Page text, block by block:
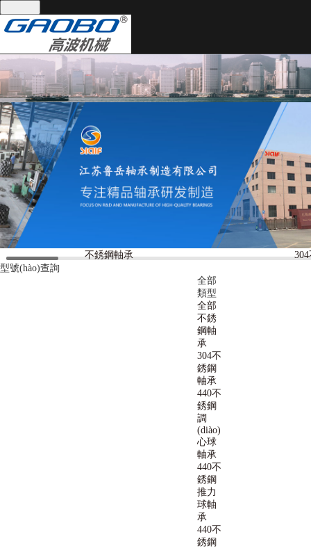
全國(guó)統(tǒng)一服務(wù)熱線：
13395101668
網(wǎng)站首頁(yè)
關(guān)于我們
產(chǎn)品中心
產(chǎn)品中心
公司實(shí)景 軸承分類 技術(shù)支持
技術(shù)支持
新聞資訊 聯(lián)系我們
不銹鋼軸承
型號(hào)查詢
全部
類型
全部
不銹
鋼軸
承
304不
銹鋼
軸承
440不
銹鋼
調
(diào)
心球
軸承
440不
銹鋼
推力
球軸
承
440不
銹鋼